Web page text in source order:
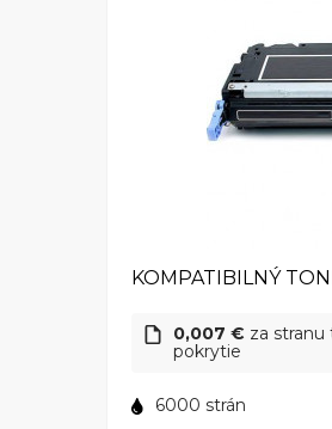
KOMPATIBILNÝ
0,007 € za stranu
pokrytie
6000 strán